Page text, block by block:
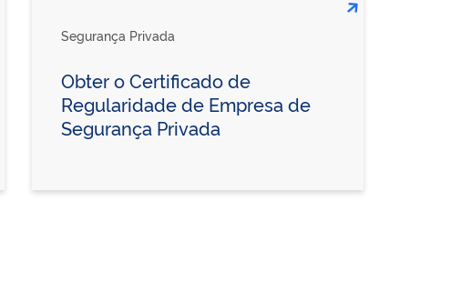
Segurança Privada
Obter o Certificado de
Regularidade de Empresa de
Segurança Privada